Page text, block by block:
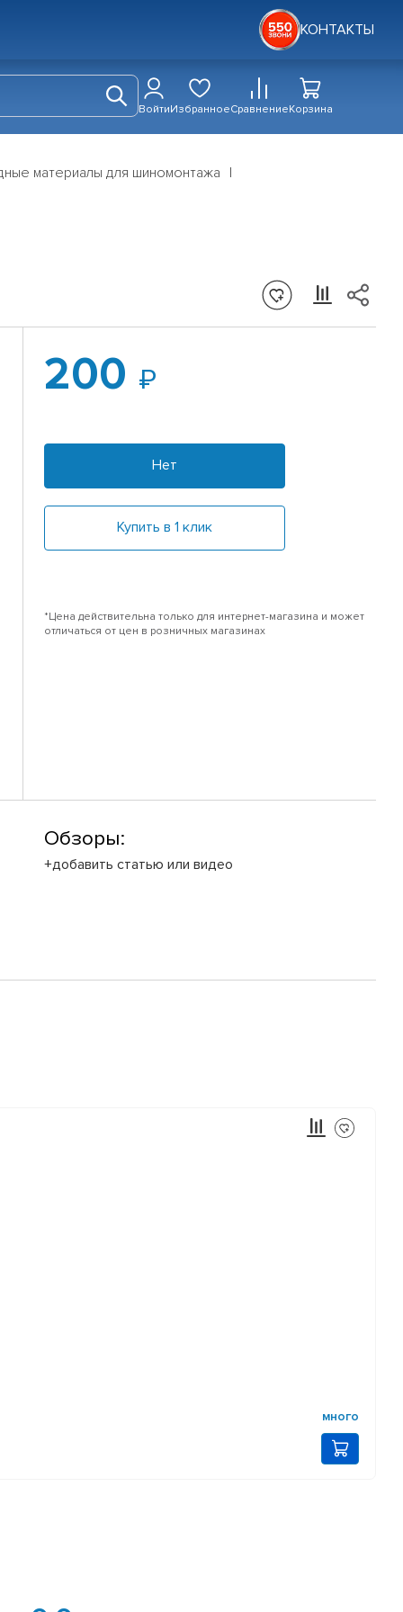
КОНТАКТЫ
ВойтиИзбранноеСравнениеКорзина
материалы для шиномонтажа
200
Нет
Купить в 1 клик
*Цена действительна только для интернет-магазина и может
отличаться от цен в розничных магазинах
Обзоры:
+добавить статью или видео
много